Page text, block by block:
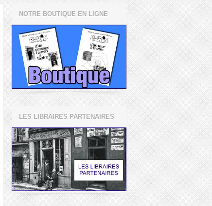
NOTRE BOUTIQUE EN LIGNE
LES LIBRAIRES PARTENAIRES